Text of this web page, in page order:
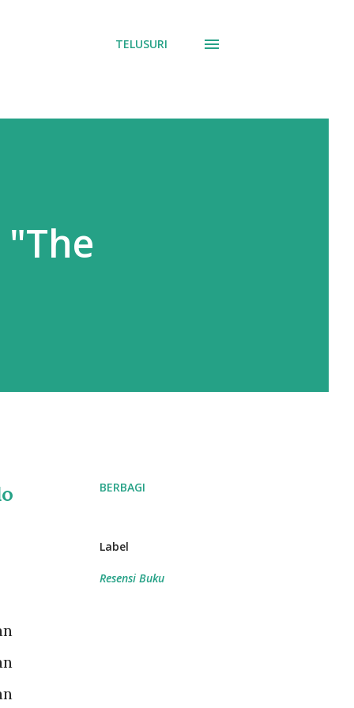
TELUSURI
BERBAGI
Label
Resensi Buku